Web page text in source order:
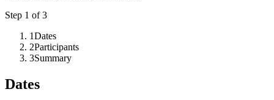
Step 1 of 3
1Dates
2Participants
3Summary
Dates